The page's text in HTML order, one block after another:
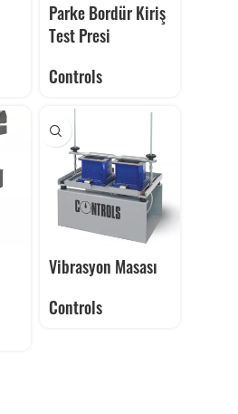
Parke Bordür Kiriş
Test Presi
Controls
Vibrasyon Masası
Controls